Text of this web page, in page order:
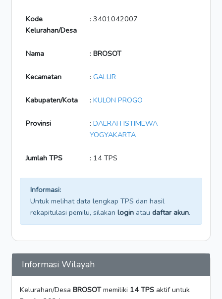
Kode
Kelurahan/Desa
: 3401042007
Nama : BROSOT
Kecamatan : GALUR
Kabupaten/Kota : KULON PROGO
Provinsi : DAERAH ISTIMEWA
YOGYAKARTA
Jumlah TPS : 14 TPS
Informasi:
Untuk melihat data lengkap TPS dan hasil
rekapitulasi pemilu, silakan login atau daftar akun.
Informasi Wilayah
Kelurahan/Desa BROSOTmemiliki 14 TPS aktif untuk